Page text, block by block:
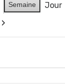
Semaine
Jour